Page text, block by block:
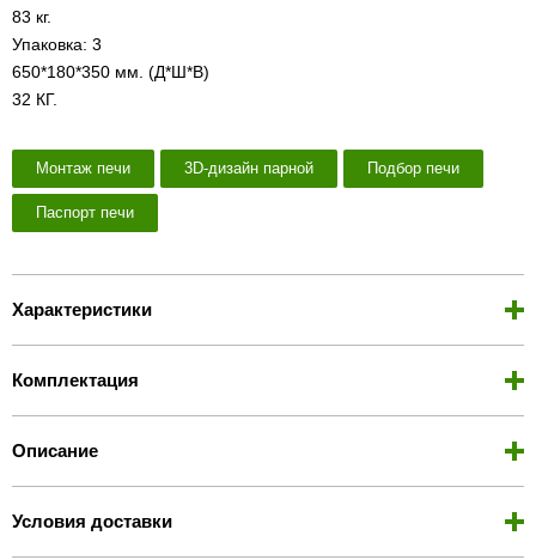
83 кг.
Упаковка: 3
650*180*350 мм. (Д*Ш*В)
32 КГ.
Монтаж печи 3D-дизайн парной Подбор печи
Паспорт печи
Характеристики
Комплектация
Описание
Условия доставки